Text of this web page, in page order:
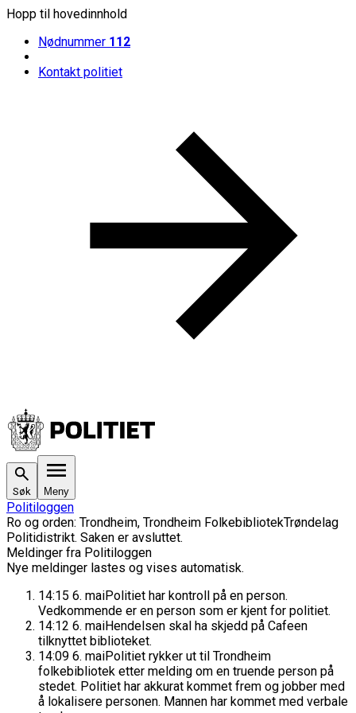
Hopp til hovedinnhold
Nødnummer 112
Kontakt politiet
Søk Meny
Politiloggen
Ro og orden: Trondheim, Trondheim FolkebibliotekTrøndelag
Politidistrikt. Saken er avsluttet.
Meldinger fra Politiloggen
Nye meldinger lastes og vises automatisk.
14:15 6. maiPolitiet har kontroll på en person.
Vedkommende er en person som er kjent for politiet.
14:12 6. maiHendelsen skal ha skjedd på Cafeen
tilknyttet biblioteket.
14:09 6. maiPolitiet rykker ut til Trondheim
folkebibliotek etter melding om en truende person på
stedet. Politiet har akkurat kommet frem og jobber med
å lokalisere personen. Mannen har kommet med verbale